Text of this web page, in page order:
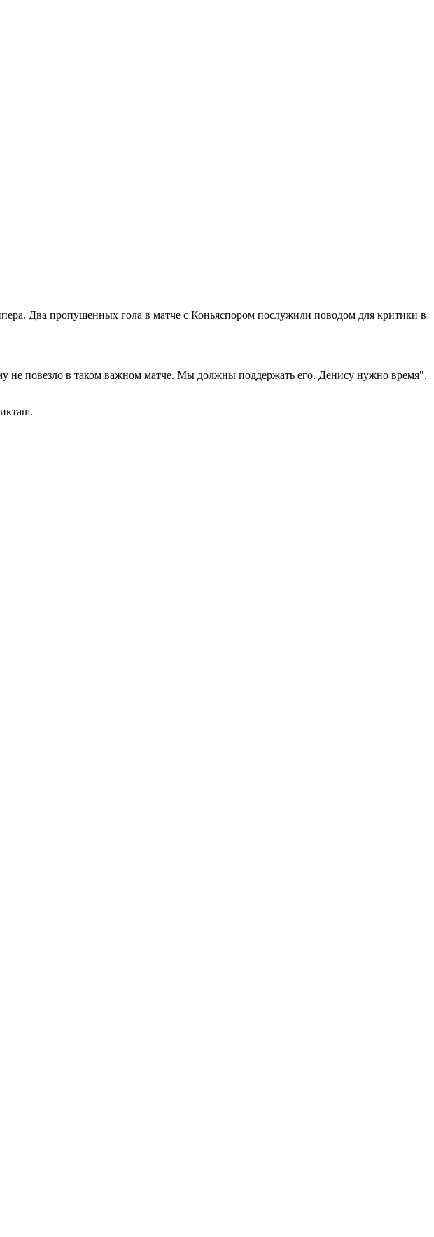
Два пропущенных гола в матче с Коньяспором послужили поводом для критики в
не повезло в таком важном матче. Мы должны поддержать его. Денису нужно время",